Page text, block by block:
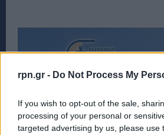
rpn.gr - Do Not Process My
If you wish to opt-out of the sale,
processing of your personal or
targeted advertising by us, please use